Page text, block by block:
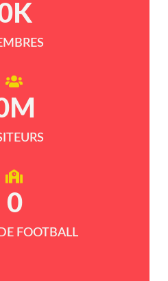
K
M
FOOTBALL
0